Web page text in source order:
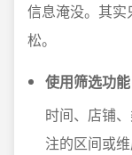
信息淹没。其
松。
使用筛选功能
时间、店铺
注的区间或